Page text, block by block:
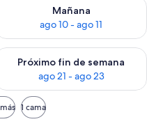
Mañana
ago 10 - ago 11
fin de semana, ago 14 -
Próximo fin de semana
ago 21 - ago 23
la disponibilidad
1 cama